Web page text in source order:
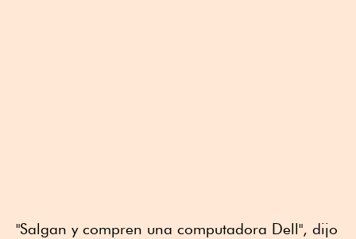
"Salgan y compren una computadora Dell", dijo